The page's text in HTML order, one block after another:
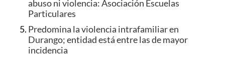
abuso ni violencia: Asociación Escuelas
Particulares
Predomina la violencia intrafamiliar en
Durango; entidad está entre las de mayor
incidencia